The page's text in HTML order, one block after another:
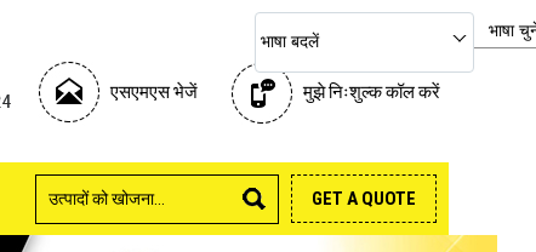
भाषा बदलें
भाषा
एसएमएस भेजें मुझे निःशुल्क कॉल करें
GET A QUOTE